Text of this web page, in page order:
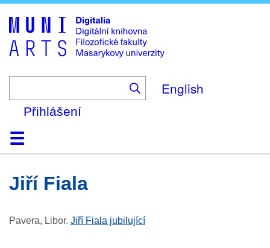
to
main
content
English
Přihlášení
DomůKolekce
Prohlížení
Vyhledávání
O platformě
Nápověda
KontaktDigitalia
Jiří Fiala
Pavera, Libor. Jiří Fiala jubilující